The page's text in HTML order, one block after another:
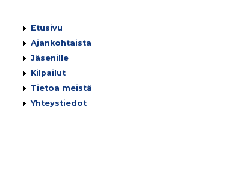
Päävalikko
Etusivu
Ajankohtaista
Jäsenille
Kilpailut
Tietoa meistä
Yhteystiedot